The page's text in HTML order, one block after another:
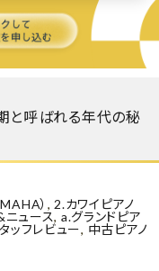
と呼ばれる年代の秘
） , 2.カワイピアノ
ニュース, a.グランドピア
ッフレビュー, 中古ピアノ